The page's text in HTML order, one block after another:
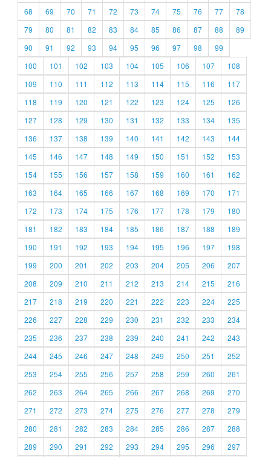
68
69 70 71 72 73 74 75 76 77
78
79
80 81 82 83 84 85 86 87 88
89
90
91 92 93 94 95 96 97 98
99
100
101 102 103 104 105 106 107
108
109
110 111 112 113 114 115 116
117
118
119 120 121 122 123 124 125
126
127
128 129 130 131 132 133 134
135
136
137 138 139 140 141 142 143
144
145
146 147 148 149 150 151 152
153
154
155 156 157 158 159 160 161
162
163
164 165 166 167 168 169 170
171
172
173 174 175 176 177 178 179
180
181
182 183 184 185 186 187 188
189
190
191 192 193 194 195 196 197
198
199
200 201 202 203 204 205 206
207
208
209 210 211 212 213 214 215
216
217
218 219 220 221 222 223 224
225
226
227 228 229 230 231 232 233
234
235
236 237 238 239 240 241 242
243
244
245 246 247 248 249 250 251
252
253
254 255 256 257 258 259 260
261
262
263 264 265 266 267 268 269
270
271
272 273 274 275 276 277 278
279
280
281 282 283 284 285 286 287
288
289
290 291 292 293 294 295 296 297